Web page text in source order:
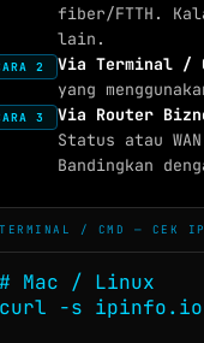
fiber/FTTH.
lain.
2
Via Terminal /
yang
3
Via Router
Status atau
Bandingkan
TERMINAL / CMD — CEK
# Mac / Linux
curl -s ipinfo.io